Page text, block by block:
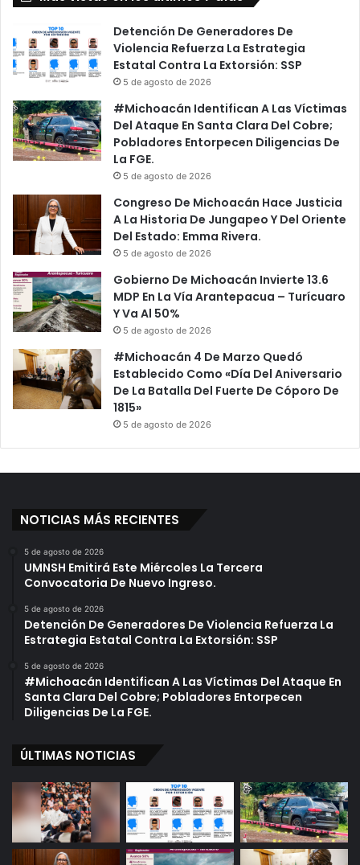
Detención De Generadores De
Violencia Refuerza La Estrategia
Estatal Contra La Extorsión: SSP
5 de agosto de 2026
#Michoacán Identifican A Las Víctimas
Del Ataque En Santa Clara Del Cobre;
Pobladores Entorpecen Diligencias De
La FGE.
5 de agosto de 2026
Congreso De Michoacán Hace Justicia
A La Historia De Jungapeo Y Del Oriente
Del Estado: Emma Rivera.
5 de agosto de 2026
Gobierno De Michoacán Invierte 13.6
MDP En La Vía Arantepacua – Turícuaro
Y Va Al 50%
5 de agosto de 2026
#Michoacán 4 De Marzo Quedó
Establecido Como «Día Del Aniversario
De La Batalla Del Fuerte De Cóporo De
1815»
5 de agosto de 2026
NOTICIAS MÁS RECIENTES
5 de agosto de 2026
UMNSH Emitirá Este Miércoles La Tercera
Convocatoria De Nuevo Ingreso.
5 de agosto de 2026
Detención De Generadores De Violencia Refuerza La
Estrategia Estatal Contra La Extorsión: SSP
5 de agosto de 2026
#Michoacán Identifican A Las Víctimas Del Ataque En
Santa Clara Del Cobre; Pobladores Entorpecen
Diligencias De La FGE.
ÚLTIMAS NOTICIAS